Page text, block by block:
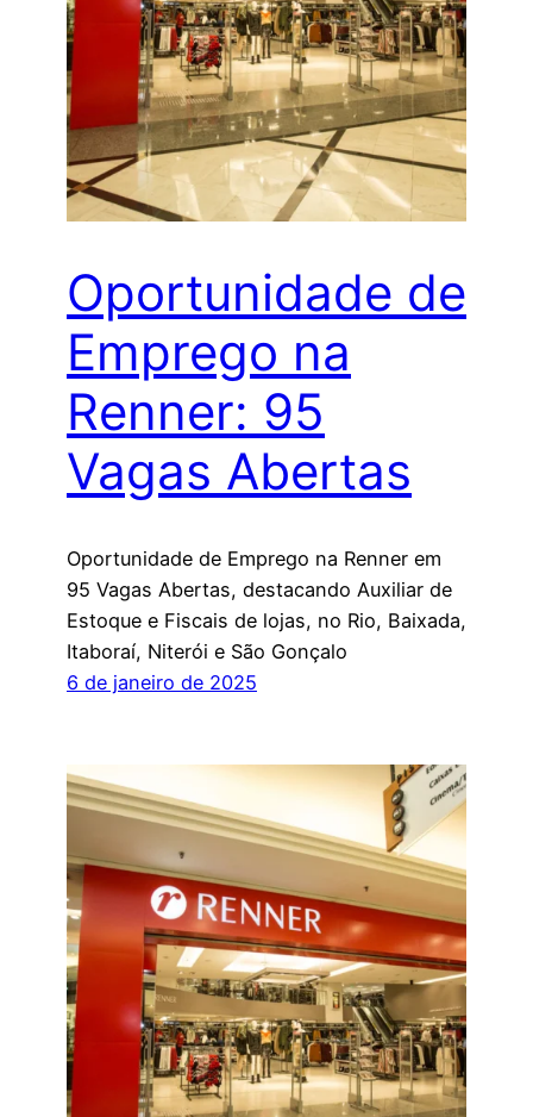
Oportunidade de
Emprego na
Renner: 95
Vagas Abertas
Oportunidade de Emprego na Renner em
95 Vagas Abertas, destacando Auxiliar de
Estoque e Fiscais de lojas, no Rio, Baixada,
Itaboraí, Niterói e São Gonçalo
6 de janeiro de 2025